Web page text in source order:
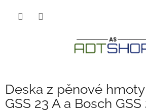
Deska z pěnové
GSS 23 A a Bosch GSS